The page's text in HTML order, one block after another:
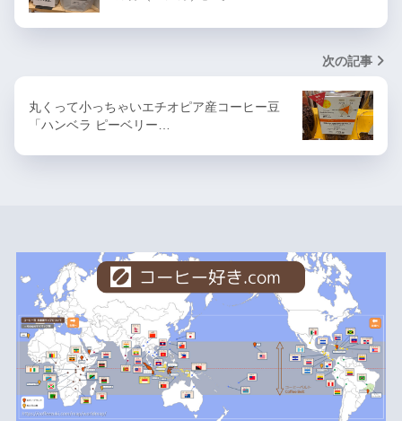
次の記事
丸くって小っちゃいエチオピア産コーヒー豆
「ハンベラ ピーベリー…